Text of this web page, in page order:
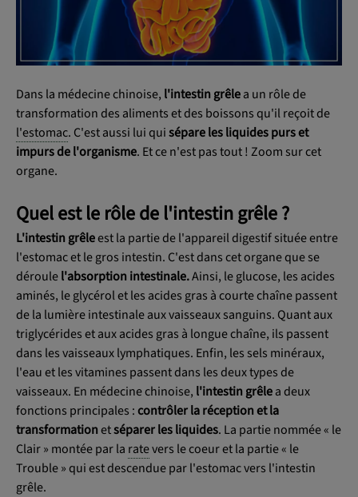
Dans la médecine chinoise, l'intestin grêlea un rôle de
transformation des aliments et des boissons qu'il reçoit de
l'estomac. C'est aussi lui quisépare les liquides purs et
impurs de l'organisme. Et ce n'est pas tout ! Zoom sur cet
organe.
Quel est le rôle de l'intestin grêle ?
L'intestin grêleest la partie de l'appareil digestif située entre
l'estomac et le gros intestin. C'est dans cet organe que se
déroulel'absorption intestinale.Ainsi, le glucose, les acides
aminés, le glycérol et les acides gras à courte chaîne passent
de la lumière intestinale aux vaisseaux sanguins. Quant aux
triglycérides et aux acides gras à longue chaîne, ils passent
dans les vaisseaux lymphatiques. Enfin, les sels minéraux,
l'eau et les vitamines passent dans les deux types de
vaisseaux. En médecine chinoise, l'intestin grêlea deux
fonctions principales :contrôler la réception et la
transformationetséparer les liquides. La partie nommée « le
Clair » montée par la ratevers le coeur et la partie « le
Trouble » qui est descendue par l'estomac vers l'intestin
grêle.